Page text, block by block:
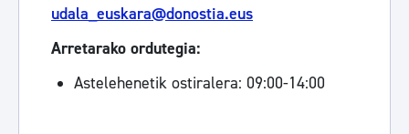
udala_euskara@donostia.eus
Arretarako ordutegia:
Astelehenetik ostiralera: 09:00-14:00